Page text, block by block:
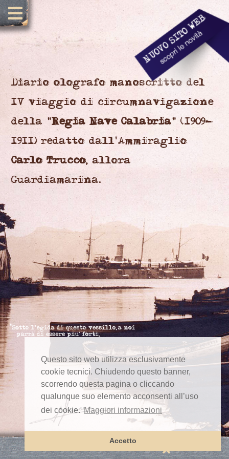
Questo sito web utilizza esclusivamente
cookie tecnici. Chiudendo questo banner,
scorrendo questa pagina o cliccando
qualunque suo elemento acconsenti all’uso
dei cookie.Maggiori informazioni
Accetto
Diario olografo manoscritto del
IV viaggio di circumnavigazione
della "Regia Nave Calabria" (1909-
1911) redatto dall'Ammiraglio
Carlo Trucco, allora
Guardiamarina.